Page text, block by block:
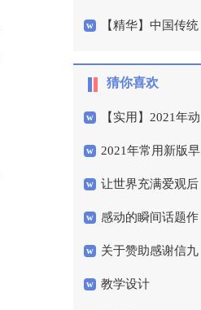
字集锦五篇
【精华】中国传统
猜你喜欢
【实用】2021年动
人的早安心语QQ24条
2021年常用新版早
安心语语录46条
让世界充满爱观后
感 感动的瞬间话题作
文 关于赞助感谢信九
篇 教学设计